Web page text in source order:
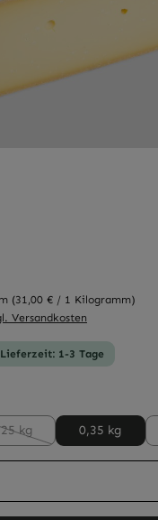
(31,00 € / 1 Kilogramm)
Versandkosten
1-3 Tage
kg
(Diese Option ist zurzeit
0,35 kg
Gib den